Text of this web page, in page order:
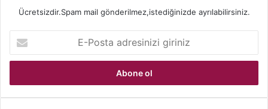
Ücretsizdir.Spam mail gönderilmez,istediğinizde ayrılabilirsiniz.
Posta
adresinizi